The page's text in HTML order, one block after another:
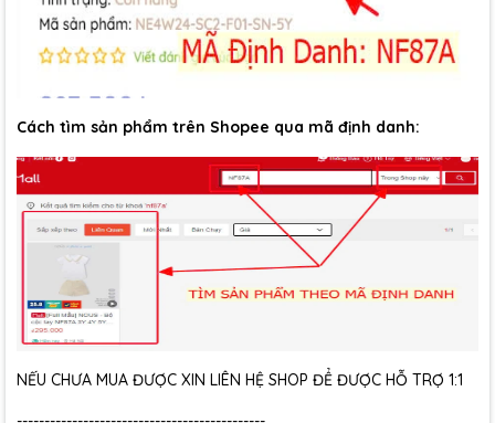
Cách tìm sản phẩm trên Shopee qua mã định danh:
NẾU CHƯA MUA ĐƯỢC XIN LIÊN HỆ SHOP ĐỂ ĐƯỢC HỖ TRỢ 1:1